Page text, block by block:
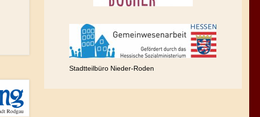
Stadtteilbüro Nieder-Roden